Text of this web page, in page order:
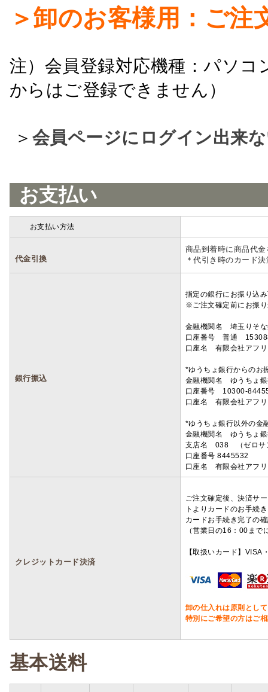
＞卸のお客様用：ご注
注）会員登録対応機種：パソ
からはご登録できません）
＞ 会員ページにログイン出来
お支払い
お支払い方法
代金引換
商品到着時に商品代
＊代引き時のカード
銀行振込
指定の銀行にお振り込
※ご注文確定前にお振
金融機関名 埼玉りそ
口座番号 普通
口座名 有限会社アフ
*ゆうちょ銀行からのお
金融機関名 ゆうちょ
口座番号 10300-
口座名 有限会社アフ
*ゆうちょ銀行以外の金
金融機関名 ゆうちょ
支店名 038 （ゼロサ
口座番号 8445532
口座名 有限会社アフ
クレジットカード決済
ご注文確定後、決済サ
トよりカードのお手続
カードお手続き完了の
（営業日の16：00ま
【取扱いカード】
卸の仕入れは原則とし
特別にご希望の方はご
基本送料